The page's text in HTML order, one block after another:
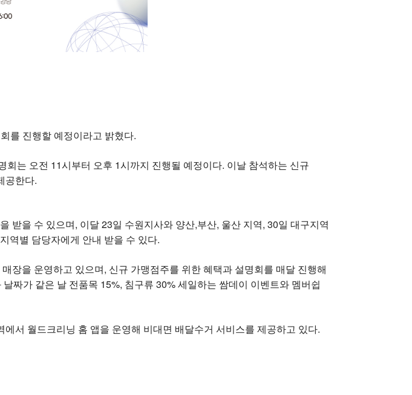
를 진행할 예정이라고 밝혔다.
는 오전 11시부터 오후 1시까지 진행될 예정이다. 이날 참석하는 신규
공한다.
받을 수 있으며, 이달 23일 수원지사와 양산,부산, 울산 지역, 30일 대구지역
역별 담당자에게 안내 받을 수 있다.
장을 운영하고 있으며, 신규 가맹점주를 위한 혜택과 설명회를 매달 진행해
짜가 같은 날 전품목 15%, 침구류 30% 세일하는 쌈데이 이벤트와 멤버쉽
서 월드크리닝 홈 앱을 운영해 비대면 배달수거 서비스를 제공하고 있다.